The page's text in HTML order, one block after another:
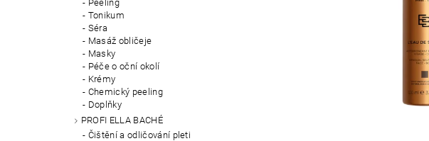
Peeling
Tonikum
Séra
Masáž obličeje
Masky
Péče o oční okolí
Krémy
Chemický peeling
Doplňky
PROFI ELLA BACHÉ
Čištění a odličování pleti